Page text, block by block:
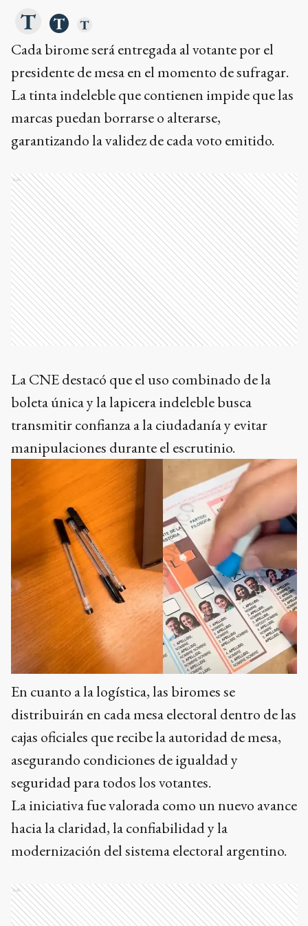
Cada birome será entregada al votante por el
presidente de mesa en el momento de sufragar.
La tinta indeleble que contienen impide que las
marcas puedan borrarse o alterarse,
garantizando la validez de cada voto emitido.
Ads
La CNE destacó que el uso combinado de la
boleta única y la lapicera indeleble busca
transmitir confianza a la ciudadanía y evitar
manipulaciones durante el escrutinio.
En cuanto a la logística, las biromes se
distribuirán en cada mesa electoral dentro de las
cajas oficiales que recibe la autoridad de mesa,
asegurando condiciones de igualdad y
seguridad para todos los votantes.
La iniciativa fue valorada como un nuevo avance
hacia la claridad, la confiabilidad y la
modernización del sistema electoral argentino.
Ads